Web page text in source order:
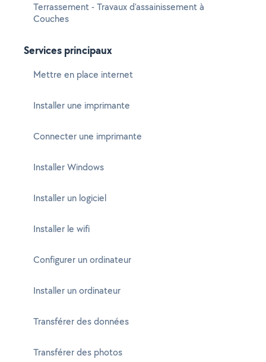
Terrassement - Travaux d'assainissement à
Couches
Services principaux
Mettre en place internet
Installer une imprimante
Connecter une imprimante
Installer Windows
Installer un logiciel
Installer le wifi
Configurer un ordinateur
Installer un ordinateur
Transférer des données
Transférer des photos